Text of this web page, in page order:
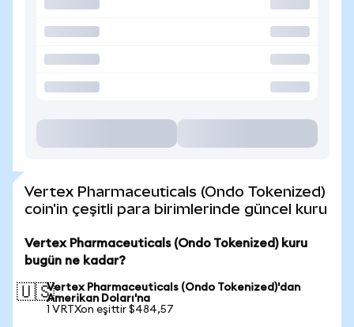
Vertex Pharmaceuticals (Ondo Tokenized)
coin'in çeşitli para birimlerinde güncel kuru
Vertex Pharmaceuticals (Ondo Tokenized) kuru
bugün ne kadar?
🇺🇸Vertex Pharmaceuticals (Ondo Tokenized)'dan
Amerikan Doları'na
1 VRTXon eşittir $484,57